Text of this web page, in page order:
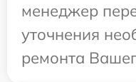
менеджер
уточнения
ремонта